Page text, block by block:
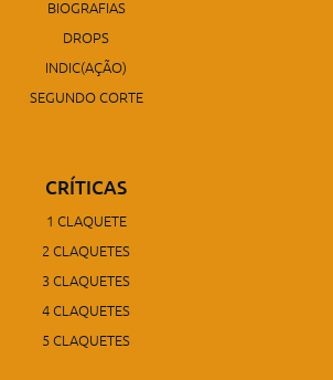
BIOGRAFIAS
DROPS
INDIC(AÇÃO)
SEGUNDO CORTE
CRÍTICAS
1 CLAQUETE
2 CLAQUETES
3 CLAQUETES
4 CLAQUETES
5 CLAQUETES